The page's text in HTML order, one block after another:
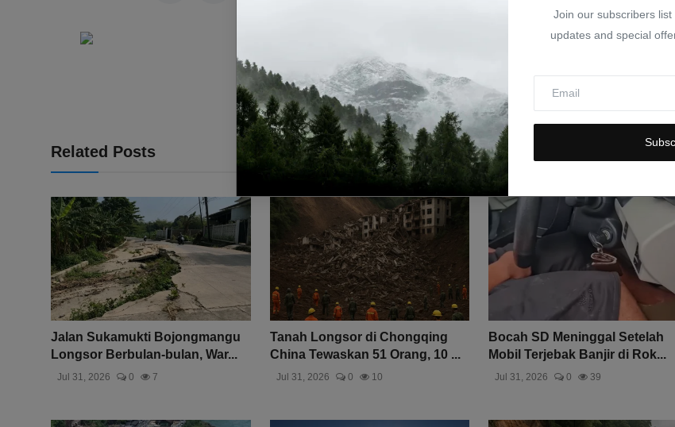
Join our subscribers list
updates and special
Related Posts
Jalan Sukamukti Bojongmangu
Longsor Berbulan-bulan, War...
Jul 31, 2026 0 7
Tanah Longsor di Chongqing
China Tewaskan 51 Orang, 10 ...
Jul 31, 2026 0 10
Bocah SD Meninggal Setelah
Mobil Terjebak Banjir di Rok...
Jul 31, 2026 0 39